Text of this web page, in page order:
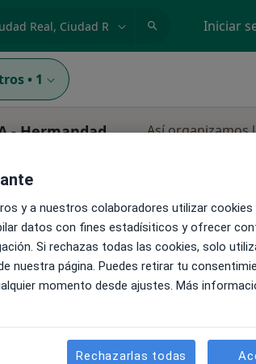
Iniciar
• 1
- Hermandad
Así organizamos
La reserva de cita online no está disponible
Mostrar perfil
y a nuestros colaboradores utilizar cookies
datos con fines estadísiticos y ofrecer
Si rechazas todas las cookies, solo
nuestra página. Puedes retirar tu
momento desde ajustes. Más
Rechazarlas todas